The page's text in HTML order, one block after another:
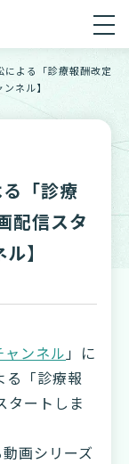
による「診療報酬改定
ネル】
「診療
配信スタ
】
ンネル」に
る「診療報
タートしま
画シリーズ